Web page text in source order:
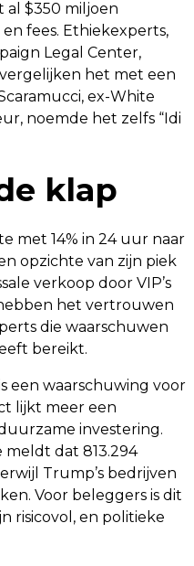
al $350 miljoen
fees. Ethiekexperts,
Legal Center,
het met een
ex-White
noemde het zelfs “Idi
klap
met 14% in 24 uur naar
opzichte van zijn piek
verkoop door VIP’s
het vertrouwen
die waarschuwen
bereikt.
een waarschuwing voor
lijkt meer een
investering.
meldt dat 813.294
Trump’s bedrijven
Voor beleggers is dit
risicovol, en politieke